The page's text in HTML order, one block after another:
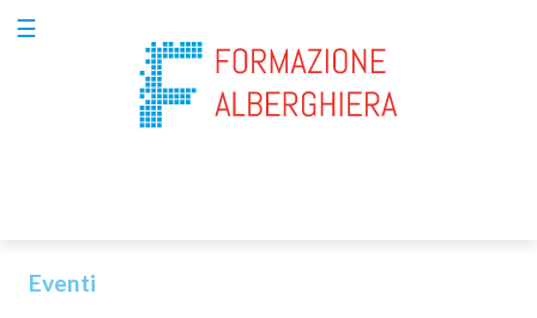
☰
aziende
Eventi